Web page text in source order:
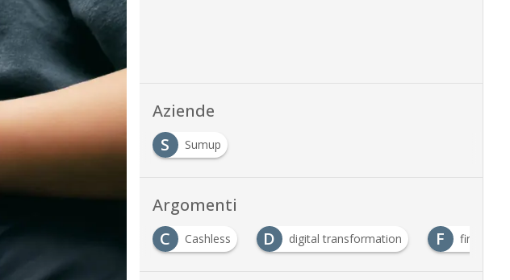
Aziende
S
Sumup
Argomenti
C Cashless D digital transformation F fintech